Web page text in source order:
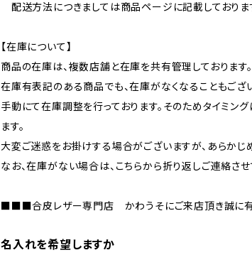
配送方法につきましては商品ページに記載しておりま
【在庫について】
商品の在庫は、複数店舗と在庫を共有管理しております。
在庫有表記のある商品でも、在庫がなくなることもござい
手動にて在庫調整を行っております。そのためタイミン
ます。
大変ご迷惑をお掛けする場合がございますが、あらかじ
なお、在庫がない場合は、こちらから折り返しご連絡させ
■■■合皮レザー専門店 かわうそにご来店頂き誠に
名入れを希望しますか